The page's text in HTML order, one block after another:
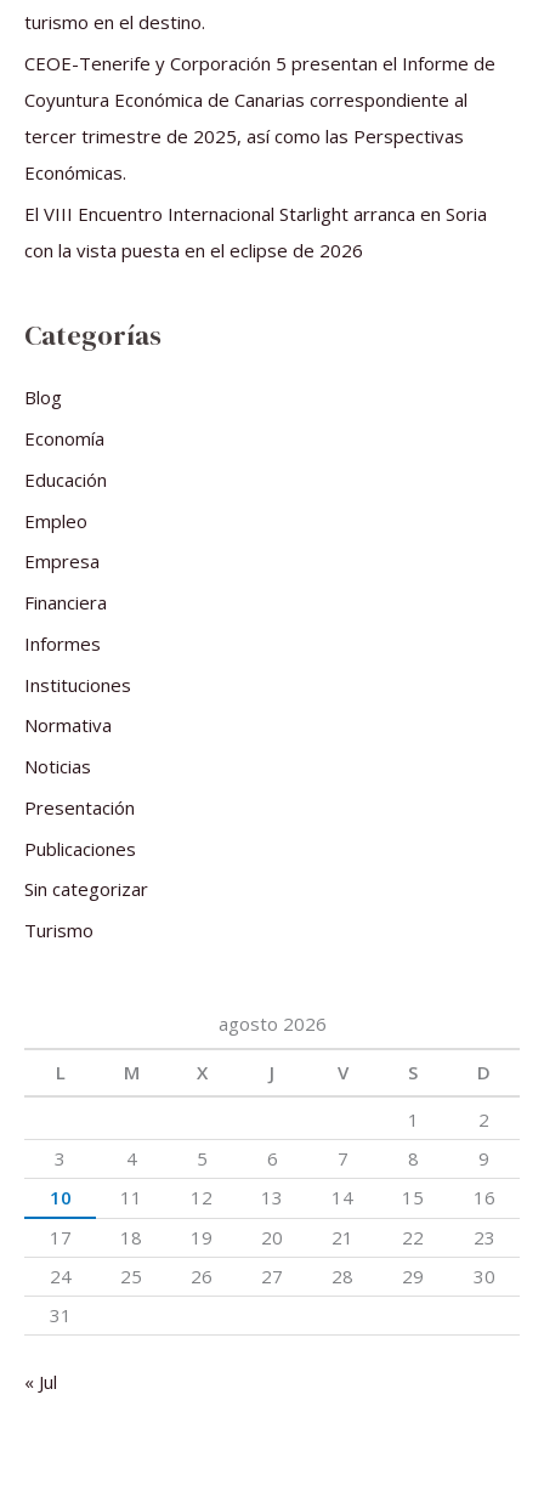
turismo en el destino.
CEOE-Tenerife y Corporación 5 presentan el Informe de
Coyuntura Económica de Canarias correspondiente al
tercer trimestre de 2025, así como las Perspectivas
Económicas.
El VIII Encuentro Internacional Starlight arranca en Soria
con la vista puesta en el eclipse de 2026
Categorías
Blog
Economía
Educación
Empleo
Empresa
Financiera
Informes
Instituciones
Normativa
Noticias
Presentación
Publicaciones
Sin categorizar
Turismo
agosto 2026
L
M X J V S
D
1
2
3
4 5 6 7 8
9
10
11 12 13 14 15
16
17
18 19 20 21 22
23
24
25 26 27 28 29
30
31
« Jul